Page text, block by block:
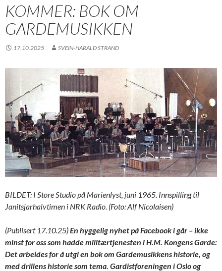
KOMMER: BOK OM
GARDEMUSIKKEN
17.10.2025 SVEIN-HARALD STRAND
BILDET: I Store Studio på Marienlyst, juni 1965. Innspilling til
Janitsjarhalvtimen i NRK Radio. (Foto: Alf Nicolaisen)
(Publisert 17.10.25)En hyggelig nyhet på Facebook i går – ikke
minst for oss som hadde militærtjenesten i H.M. Kongens Garde:
Det arbeides for å utgi en bok om Gardemusikkens historie, og
med drillens historie som tema. Gardistforeningen i Oslo og